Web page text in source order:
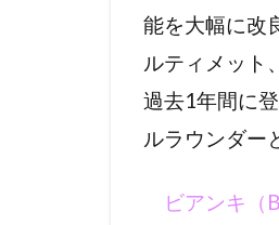
能を大幅に改
ルティメット
過去1年間に
ルラウンダー
ビアンキ（